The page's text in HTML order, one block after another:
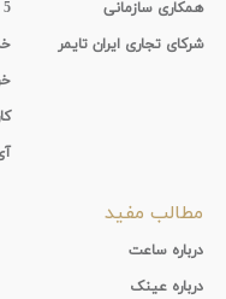
همکاری سازمانی
شرکای تجاری ایران تایمر
5 سال گارانتی ساعت مچی
مطالب مفید
درباره ساعت
درباره عینک